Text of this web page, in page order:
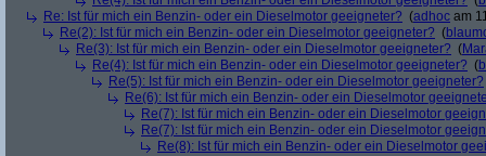
Re: Ist für mich ein Benzin- oder ein Dieselmotor geeigneter? (adhoc am
Re(2): Ist für mich ein Benzin- oder ein Dieselmotor geeigneter? (
Re(3): Ist für mich ein Benzin- oder ein Dieselmotor geeigneter? (
Re(4): Ist für mich ein Benzin- oder ein Dieselmotor geeigneter? (
Re(5): Ist für mich ein Benzin- oder ein Dieselmotor geeigneter?
Re(6): Ist für mich ein Benzin- oder ein Dieselmotor
Re(7): Ist für mich ein Benzin- oder ein Dieselmotor
Re(7): Ist für mich ein Benzin- oder ein Dieselmotor
Re(8): Ist für mich ein Benzin- oder ein Dieselmotor